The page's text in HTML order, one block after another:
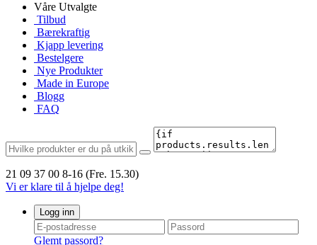
Våre Utvalgte
Tilbud
Bærekraftig
Kjapp levering
Bestelgere
Nye Produkter
Made in Europe
Blogg
FAQ
21 09 37 00 8-16 (Fre. 15.30)
Vi er klare til å hjelpe deg!
Logg inn
Glemt passord?